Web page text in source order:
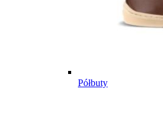
Półbuty